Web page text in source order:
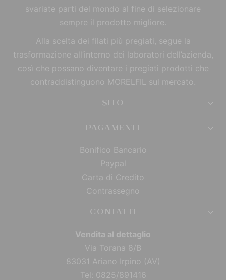
svariate parti del mondo al fine di selezionare
sempre il prodotto migliore.
Alla scelta dei filati più pregiati, segue la
trasformazione all’interno dei laboratori dell’azienda,
così che possano diventare i pregiati prodotti che
contraddistinguono MORELFIL sul mercato.
SITO
PAGAMENTI
Bonifico Bancario
Paypal
Carta di Credito
Contrassegno
CONTATTI
Vendita al dettaglio
Via Torana 8/B
83031 Ariano Irpino (AV)
Tel: 0825/891416